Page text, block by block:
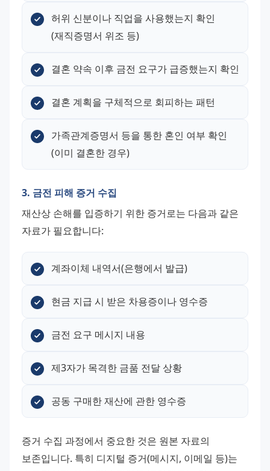
허위 신분이나 직업을 사용했는지 확인
(재직증명서 위조 등)
결혼 약속 이후 금전 요구가 급증했는지 확인
결혼 계획을 구체적으로 회피하는 패턴
가족관계증명서 등을 통한 혼인 여부 확인
(이미 결혼한 경우)
3. 금전 피해 증거 수집
재산상 손해를 입증하기 위한 증거로는 다음과 같은
자료가 필요합니다:
계좌이체 내역서(은행에서 발급)
현금 지급 시 받은 차용증이나 영수증
금전 요구 메시지 내용
제3자가 목격한 금품 전달 상황
공동 구매한 재산에 관한 영수증
증거 수집 과정에서 중요한 것은 원본 자료의
보존입니다. 특히 디지털 증거(메시지, 이메일 등)는